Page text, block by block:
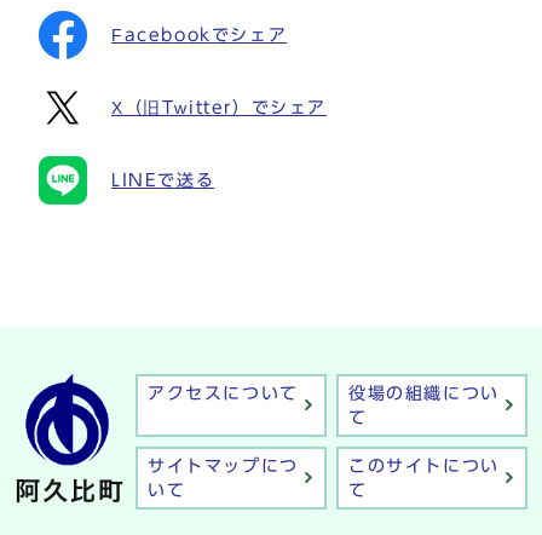
Facebookでシェア
X（旧Twitter）でシェア
LINEで送る
アクセスについて
役場の組織につい
て
サイトマップにつ
いて
このサイトについ
て